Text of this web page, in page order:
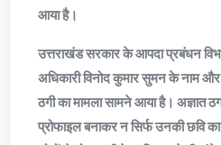
आया है।
उत्तराखंड सरकार के आपदा प्रबंधन
अधिकारी विनोद कुमार सुमन के नाम
ठगी का मामला सामने आया है। अज्ञात
प्रोफाइल बनाकर न सिर्फ उनकी छवि